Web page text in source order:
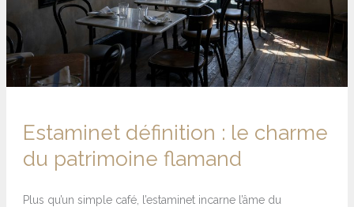
Estaminet définition : le charme
du patrimoine flamand
Plus qu’un simple café, l’estaminet incarne l’âme du
flamand